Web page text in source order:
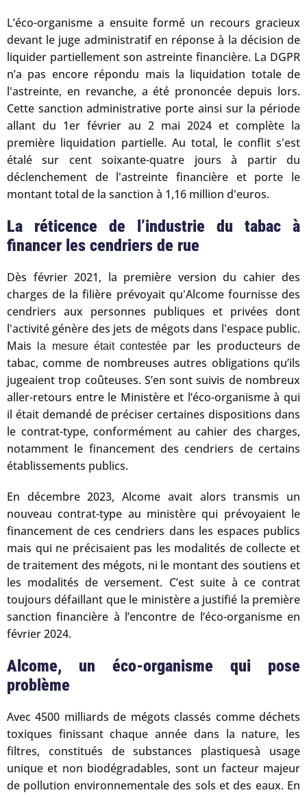
L’éco-organisme a ensuite formé un recours gracieux
devant le juge administratif en réponse à la décision de
liquider partiellement son astreinte financière. La DGPR
n’a pas encore répondu mais la liquidation totale de
l'astreinte, en revanche, a été prononcée depuis lors.
Cette sanction administrative porte ainsi sur la période
allant du 1er février au 2 mai 2024 et complète la
première liquidation partielle. Au total, le conflit s'est
étalé sur cent soixante-quatre jours à partir du
déclenchement de l'astreinte financière et porte le
montant total de la sanction à 1,16 million d'euros.
La réticence de l’industrie du tabac à
financer les cendriers de rue
Dès février 2021, la première version du cahier des
charges de la filière prévoyait qu'Alcome fournisse des
cendriers aux personnes publiques et privées dont
l'activité génère des jets de mégots dans l'espace public.
Mais
la mesure était contestée par les producteurs de
tabac, comme de nombreuses autres obligations qu’ils
jugeaient trop coûteuses. S’en sont suivis de nombreux
aller-retours entre le Ministère et l’éco-organisme à qui
il était demandé de préciser certaines dispositions dans
le contrat-type, conformément au cahier des charges,
notamment le financement des cendriers de certains
établissements publics.
En décembre 2023, Alcome avait alors transmis un
nouveau contrat-type au ministère qui prévoyaient le
financement de ces cendriers dans les espaces publics
mais qui ne précisaient pas les modalités de collecte et
de traitement des mégots, ni le montant des soutiens et
les modalités de versement. C’est suite à ce contrat
toujours défaillant que le ministère a justifié la première
sanction financière à l’encontre de l’éco-organisme en
février 2024.
Alcome, un éco-organisme qui pose
problème
Avec 4500 milliards de mégots classés comme déchets
toxiques finissant chaque année dans la nature, les
filtres, constitués de substances plastiquesà usage
unique et non biodégradables, sont un facteur majeur
de pollution environnementale des sols et des eaux. En